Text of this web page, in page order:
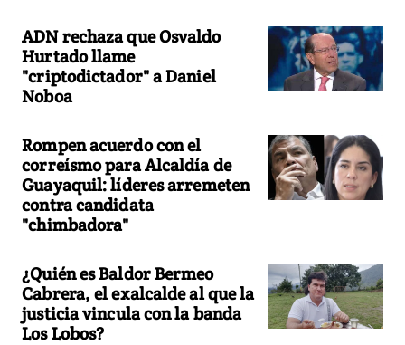
ADN rechaza que Osvaldo
Hurtado llame
"criptodictador" a Daniel
Noboa
Rompen acuerdo con el
correísmo para Alcaldía de
Guayaquil: líderes arremeten
contra candidata
"chimbadora"
¿Quién es Baldor Bermeo
Cabrera, el exalcalde al que la
justicia vincula con la banda
Los Lobos?